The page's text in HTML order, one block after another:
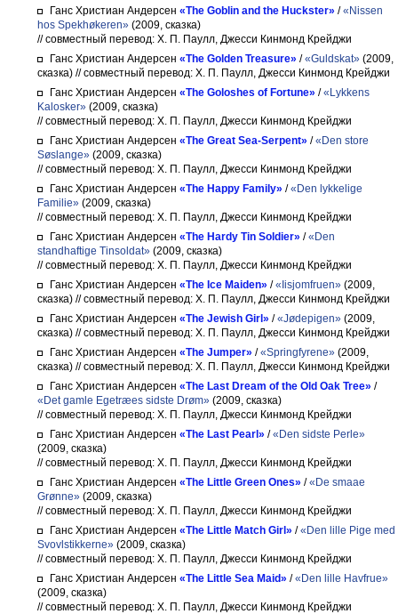
Ганс Христиан Андерсен «The Goblin and the Huckster» /«Nissen
hos Spekhøkeren» (2009, сказка)
// совместный перевод: Х. П. Паулл, Джесси Кинмонд Крейджи
Ганс Христиан Андерсен «The Golden Treasure» /«Guldskat» (2009,
сказка) // совместный перевод: Х. П. Паулл, Джесси Кинмонд Крейджи
Ганс Христиан Андерсен «The Goloshes of Fortune» /«Lykkens
Kalosker» (2009, сказка)
// совместный перевод: Х. П. Паулл, Джесси Кинмонд Крейджи
Ганс Христиан Андерсен «The Great Sea-Serpent» /«Den store
Søslange» (2009, сказка)
// совместный перевод: Х. П. Паулл, Джесси Кинмонд Крейджи
Ганс Христиан Андерсен «The Happy Family» /«Den lykkelige
Familie» (2009, сказка)
// совместный перевод: Х. П. Паулл, Джесси Кинмонд Крейджи
Ганс Христиан Андерсен «The Hardy Tin Soldier» /«Den
standhaftige Tinsoldat» (2009, сказка)
// совместный перевод: Х. П. Паулл, Джесси Кинмонд Крейджи
Ганс Христиан Андерсен «The Ice Maiden» /«Iisjomfruen» (2009,
сказка) // совместный перевод: Х. П. Паулл, Джесси Кинмонд Крейджи
Ганс Христиан Андерсен «The Jewish Girl» /«Jødepigen» (2009,
сказка) // совместный перевод: Х. П. Паулл, Джесси Кинмонд Крейджи
Ганс Христиан Андерсен «The Jumper» /«Springfyrene» (2009,
сказка) // совместный перевод: Х. П. Паулл, Джесси Кинмонд Крейджи
Ганс Христиан Андерсен «The Last Dream of the Old Oak Tree» /
«Det gamle Egetræes sidste Drøm» (2009, сказка)
// совместный перевод: Х. П. Паулл, Джесси Кинмонд Крейджи
Ганс Христиан Андерсен «The Last Pearl» /«Den sidste Perle»
(2009, сказка)
// совместный перевод: Х. П. Паулл, Джесси Кинмонд Крейджи
Ганс Христиан Андерсен «The Little Green Ones» /«De smaae
Grønne» (2009, сказка)
// совместный перевод: Х. П. Паулл, Джесси Кинмонд Крейджи
Ганс Христиан Андерсен «The Little Match Girl» /«Den lille Pige med
Svovlstikkerne» (2009, сказка)
// совместный перевод: Х. П. Паулл, Джесси Кинмонд Крейджи
Ганс Христиан Андерсен «The Little Sea Maid» /«Den lille Havfrue»
(2009, сказка)
// совместный перевод: Х. П. Паулл, Джесси Кинмонд Крейджи